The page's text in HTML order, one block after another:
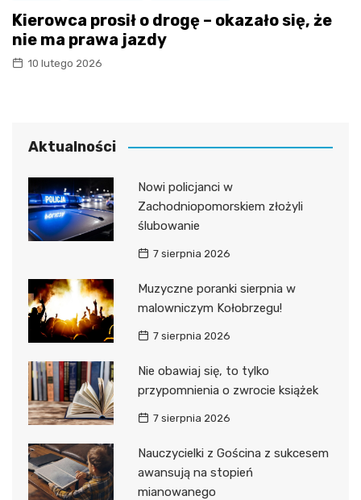
Kierowca prosił o drogę – okazało się, że
nie ma prawa jazdy
10 lutego 2026
Aktualności
Nowi policjanci w
Zachodniopomorskiem złożyli
ślubowanie
7 sierpnia 2026
Muzyczne poranki sierpnia w
malowniczym Kołobrzegu!
7 sierpnia 2026
Nie obawiaj się, to tylko
przypomnienia o zwrocie książek
7 sierpnia 2026
Nauczycielki z Gościna z sukcesem
awansują na stopień
mianowanego